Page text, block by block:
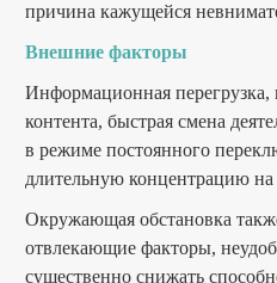
причина кажущейся
Внешние факторы
Информационная перегрузка,
контента, быстрая смена
в режиме постоянного
длительную концентрацию на
Окружающая обстановка
отвлекающие факторы,
существенно снижать